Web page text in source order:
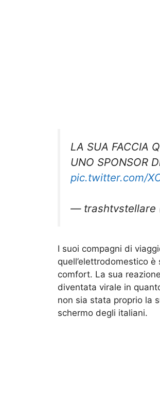
LA SUA FACCIA
UNO SPONSOR
pic.twitter.com/
— trashtvstellare
quell’elettrodomestico
comfort. La sua
diventata virale in
non sia stata proprio la
schermo degli italiani.